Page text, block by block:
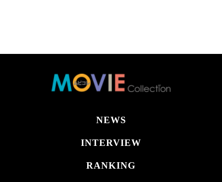
NEWS
INTERVIEW
RANKING